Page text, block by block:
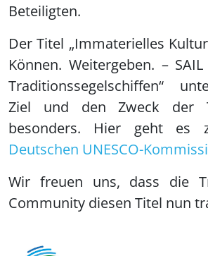
Beteiligten.
Der Titel „Immaterielles
Können. Weitergeben. –
Traditionssegelschiffen“
Ziel und den Zweck der
besonders. Hier geht es
Deutschen UNESCO-
Wir freuen uns, dass die
Community diesen Titel nun